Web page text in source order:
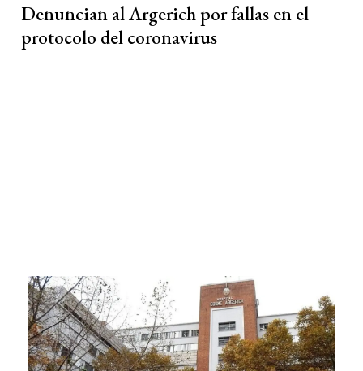
Denuncian al Argerich por fallas en el
protocolo del coronavirus